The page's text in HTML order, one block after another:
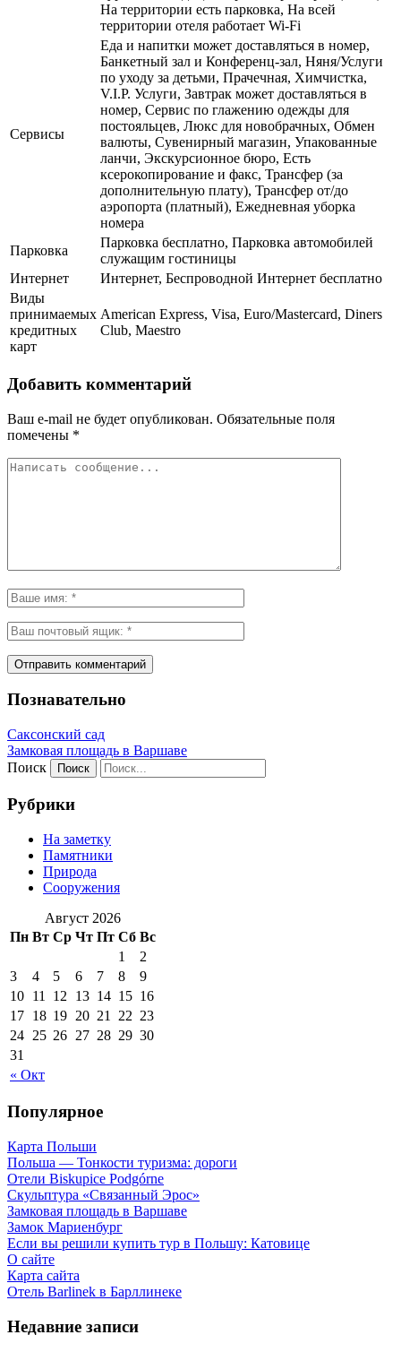
На территории есть парковка, На всей
территории отеля работает Wi-Fi
Сервисы
Еда и напитки может доставляться в номер,
Банкетный зал и Конференц-зал, Няня/Услуги
по уходу за детьми, Прачечная, Химчистка,
V.I.P. Услуги, Завтрак может доставляться в
номер, Сервис по глажению одежды для
постояльцев, Люкс для новобрачных, Обмен
валюты, Сувенирный магазин, Упакованные
ланчи, Экскурсионное бюро, Есть
ксерокопирование и факс, Трансфер (за
дополнительную плату), Трансфер от/до
аэропорта (платный), Ежедневная уборка
номера
Парковка
Парковка бесплатно, Парковка автомобилей
служащим гостиницы
Интернет
Интернет, Беспроводной Интернет бесплатно
Виды
принимаемых
кредитных
карт
American Express, Visa, Euro/Mastercard, Diners
Club, Maestro
Добавить комментарий
Ваш e-mail не будет опубликован. Обязательные поля
помечены *
Познавательно
Саксонский сад
Замковая площадь в Варшаве
Поиск
Рубрики
На заметку
Памятники
Природа
Сооружения
Август 2026
Пн Вт Ср Чт Пт Сб Вс
« Окт
1
2
3
4 5 6 7 8
9
10 11 12 13 14 15 16
17 18 19 20 21 22 23
24 25 26 27 28 29 30
31
Популярное
Карта Польши
Польша — Тонкости туризма: дороги
Отели Biskupice Podgórne
Скульптура «Связанный Эрос»
Замковая площадь в Варшаве
Замок Мариенбург
Если вы решили купить тур в Польшу: Катовице
О сайте
Карта сайта
Отель Barlinek в Барллинеке
Недавние записи